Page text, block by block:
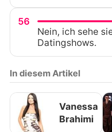
56
Nein, ich sehe
Datingshows.
In diesem Artikel
Vanessa
Brahimi